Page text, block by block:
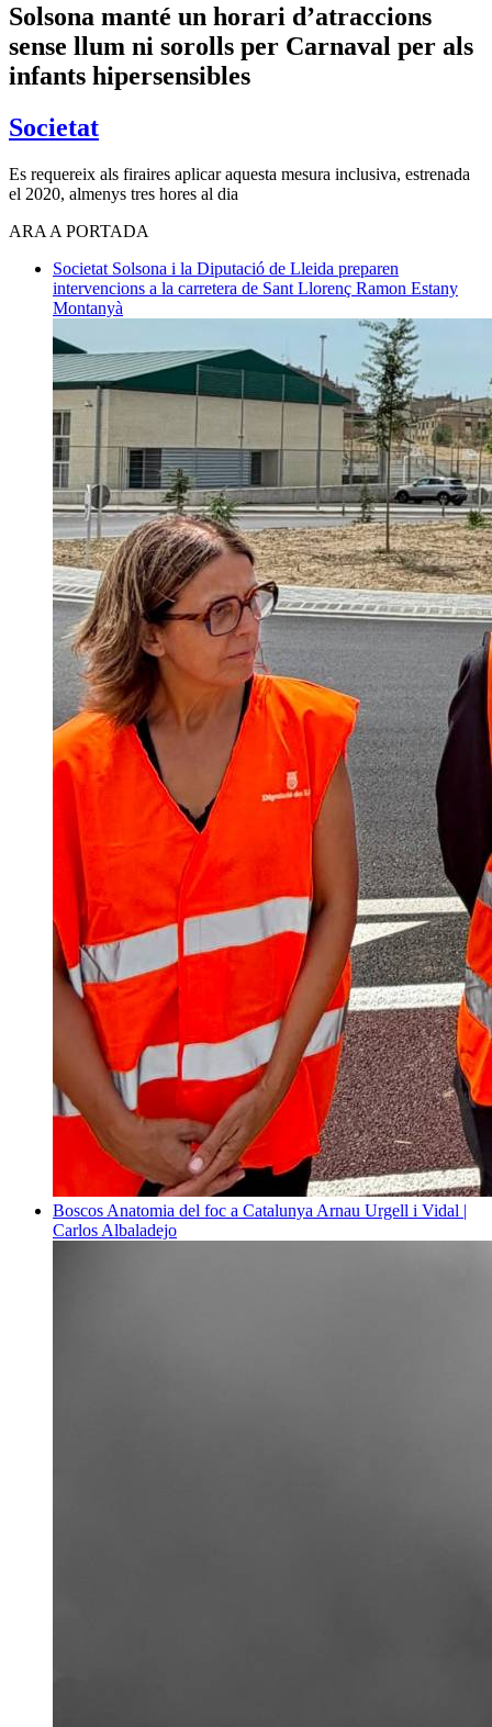
Solsona manté un horari d’atraccions
sense llum ni sorolls per Carnaval per als
infants hipersensibles
Societat
Es requereix als firaires aplicar aquesta mesura inclusiva, estrenada
el 2020, almenys tres hores al dia
ARA A PORTADA
Societat Solsona i la Diputació de Lleida preparen
intervencions a la carretera de Sant Llorenç Ramon Estany
Montanyà
Boscos Anatomia del foc a Catalunya Arnau Urgell i Vidal |
Carlos Albaladejo